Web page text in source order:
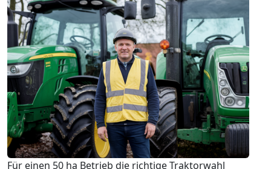
Für einen 50 ha Betrieb die richtige Traktorwahl